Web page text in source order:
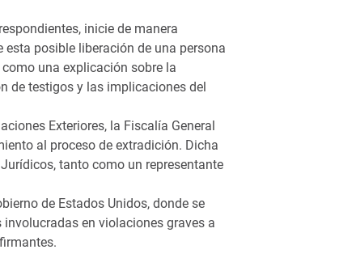
inicie de manera
posible liberación de una persona
una explicación sobre la
de testigos y las implicaciones del
Exteriores, la Fiscalía General
al proceso de extradición. Dicha
tanto como un representante
de Estados Unidos, donde se
en violaciones graves a